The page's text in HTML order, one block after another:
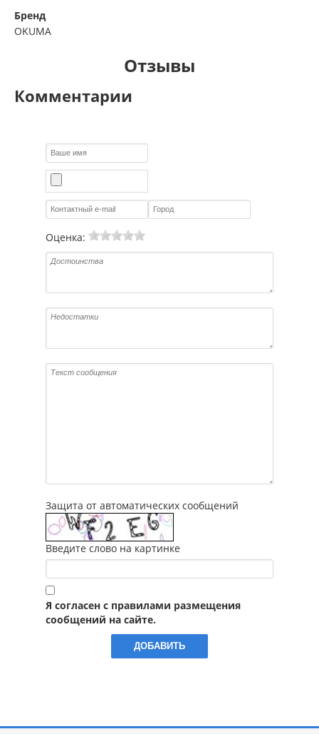
Бренд
OKUMA
Отзывы
Комментарии
Оценка:
Защита от автоматических сообщений
Введите слово на картинке
Я согласен с правилами размещения
сообщений на сайте.